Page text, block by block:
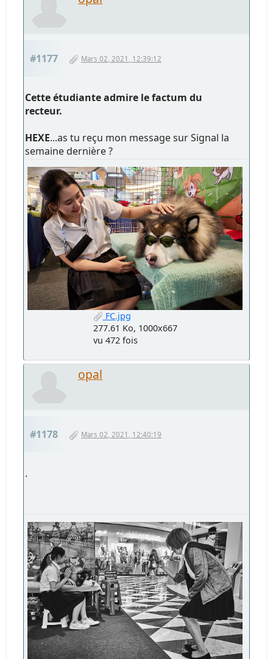
#1177 Mars 02, 2021, 12:39:12
Cette étudiante admire le factum du
recteur.
HEXE...as tu reçu mon message sur Signal la
semaine dernière ?
FC.jpg
277.61 Ko, 1000x667
vu 472 fois
opal
#1178 Mars 02, 2021, 12:40:19
.